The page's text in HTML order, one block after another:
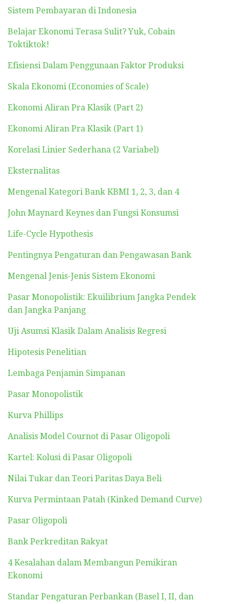
Sistem Pembayaran di Indonesia
Belajar Ekonomi Terasa Sulit? Yuk, Cobain
Toktiktok!
Efisiensi Dalam Penggunaan Faktor Produksi
Skala Ekonomi (Economies of Scale)
Ekonomi Aliran Pra Klasik (Part 2)
Ekonomi Aliran Pra Klasik (Part 1)
Korelasi Linier Sederhana (2 Variabel)
Eksternalitas
Mengenal Kategori Bank KBMI 1, 2, 3, dan 4
John Maynard Keynes dan Fungsi Konsumsi
Life-Cycle Hypothesis
Pentingnya Pengaturan dan Pengawasan Bank
Mengenal Jenis-Jenis Sistem Ekonomi
Pasar Monopolistik: Ekuilibrium Jangka Pendek
dan Jangka Panjang
Uji Asumsi Klasik Dalam Analisis Regresi
Hipotesis Penelitian
Lembaga Penjamin Simpanan
Pasar Monopolistik
Kurva Phillips
Analisis Model Cournot di Pasar Oligopoli
Kartel: Kolusi di Pasar Oligopoli
Nilai Tukar dan Teori Paritas Daya Beli
Kurva Permintaan Patah (Kinked Demand Curve)
Pasar Oligopoli
Bank Perkreditan Rakyat
4 Kesalahan dalam Membangun Pemikiran
Ekonomi
Standar Pengaturan Perbankan (Basel I, II, dan